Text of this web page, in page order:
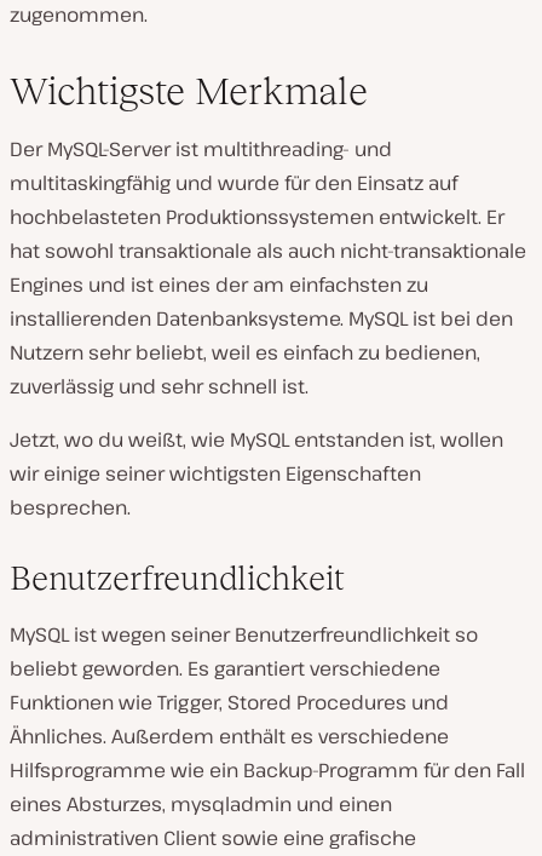
zugenommen.
Wichtigste Merkmale
Der MySQL-Server ist multithreading- und
multitaskingfähig und wurde für den Einsatz auf
hochbelasteten Produktionssystemen entwickelt. Er
hat sowohl transaktionale als auch nicht-transaktionale
Engines und ist eines der am einfachsten zu
installierenden Datenbanksysteme. MySQL ist bei den
Nutzern sehr beliebt, weil es einfach zu bedienen,
zuverlässig und sehr schnell ist.
Jetzt, wo du weißt, wie MySQL entstanden ist, wollen
wir einige seiner wichtigsten Eigenschaften
besprechen.
Benutzerfreundlichkeit
MySQL ist wegen seiner Benutzerfreundlichkeit so
beliebt geworden. Es garantiert verschiedene
Funktionen wie Trigger, Stored Procedures und
Ähnliches. Außerdem enthält es verschiedene
Hilfsprogramme wie ein Backup-Programm für den Fall
eines Absturzes, mysqladmin und einen
administrativen Client sowie eine grafische